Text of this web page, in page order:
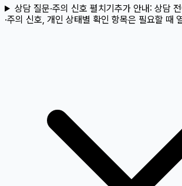
상담 질문·주의 신호 펼치기추가 안내: 상담
·주의 신호, 개인 상태별 확인 항목은 필요할 때